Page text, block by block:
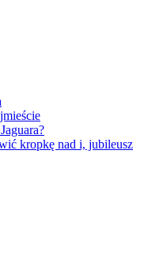
kropkę nad i, jubileusz